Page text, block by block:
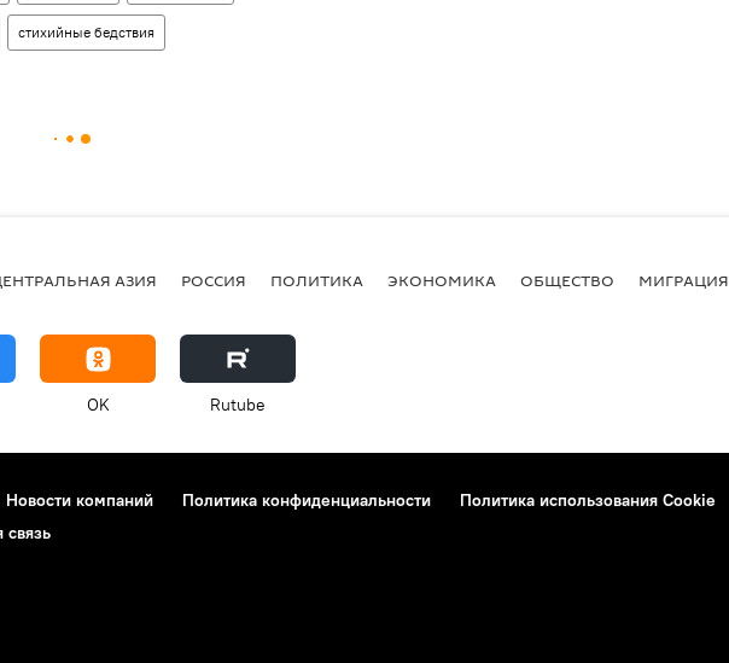
стихийные бедствия
АЗИЯ РОССИЯ ПОЛИТИКА ЭКОНОМИКА ОБЩЕСТВО МИГРАЦИЯ
OK Rutube
Новости компаний Политика конфиденциальности
Политика использования Cookie
связь